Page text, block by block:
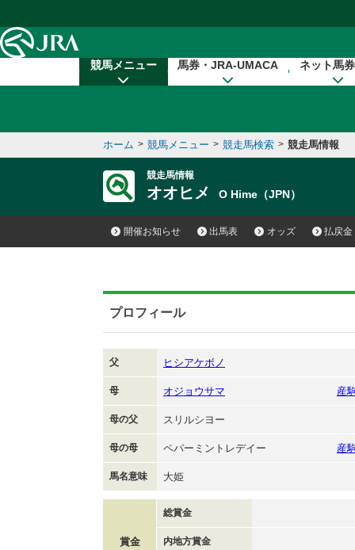
競馬メニュー 馬券・JRA-UMACA ネット馬
ホーム > 競馬メニュー > 競走馬検索 > 競走馬情報
競走馬情報
オオヒメ O Hime（JPN）
開催お知らせ 出馬表 オッズ 払戻金
プロフィール
父 ヒシアケボノ
母 オジョウサマ 産
母の父 スリルシヨー
母の母 ペパーミントレデイー 産
馬名意味 大姫
賞金
総賞金
内地方賞金